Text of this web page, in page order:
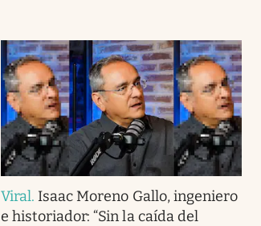
Viral. Isaac Moreno Gallo, ingeniero
e historiador: “Sin la caída del